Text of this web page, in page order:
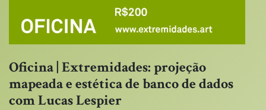
Oficina | Extremidades: projeção
mapeada e estética de banco de dados
com Lucas Lespier